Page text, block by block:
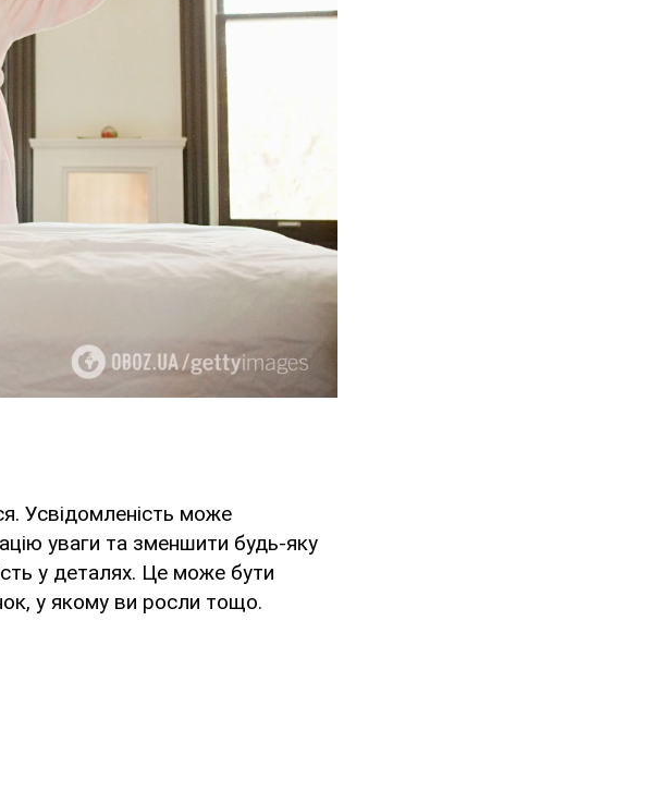
Усвідомленість може
уваги та зменшити будь-яку
у деталях. Це може бути
у якому ви росли тощо.